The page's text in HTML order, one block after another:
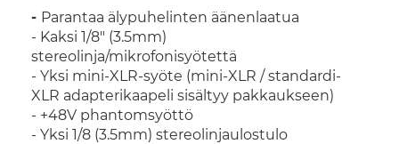
- Parantaa älypuhelinten äänenlaatua
- Kaksi 1/8" (3.5mm)
stereolinja/mikrofonisyötettä
- Yksi mini-XLR-syöte (mini-XLR / standardi-
XLR adapterikaapeli sisältyy pakkaukseen)
- +48V phantomsyöttö
- Yksi 1/8 (3.5mm) stereolinjaulostulo